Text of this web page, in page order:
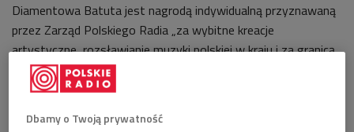
Diamentowa Batuta jest nagrodą indywidualną przyznawaną
przez Zarząd Polskiego Radia „za wybitne kreacje
artystyczne, rozsławianie muzyki polskiej w kraju i za granicą
oraz przybliżanie jej milionom słuchaczy Polskiego Radia”.
Jan Krenz i Stefan Rachoń (1995 r.), Stanisław Wisłocki (1997
Dbamy o Twoją prywatność